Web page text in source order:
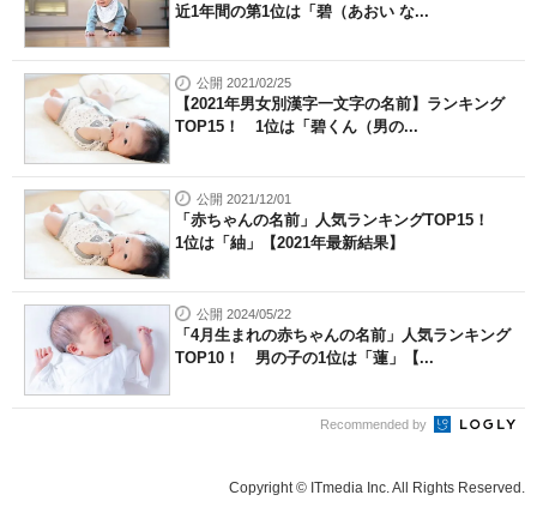
近1年間の第1位は「碧（あおい な...
公開 2021/02/25
【2021年男女別漢字一文字の名前】ランキング
TOP15！ 1位は「碧くん（男の...
公開 2021/12/01
「赤ちゃんの名前」人気ランキングTOP15！
1位は「紬」【2021年最新結果】
公開 2024/05/22
「4月生まれの赤ちゃんの名前」人気ランキング
TOP10！ 男の子の1位は「蓮」【...
Recommended by
Copyright © ITmedia Inc. All Rights Reserved.